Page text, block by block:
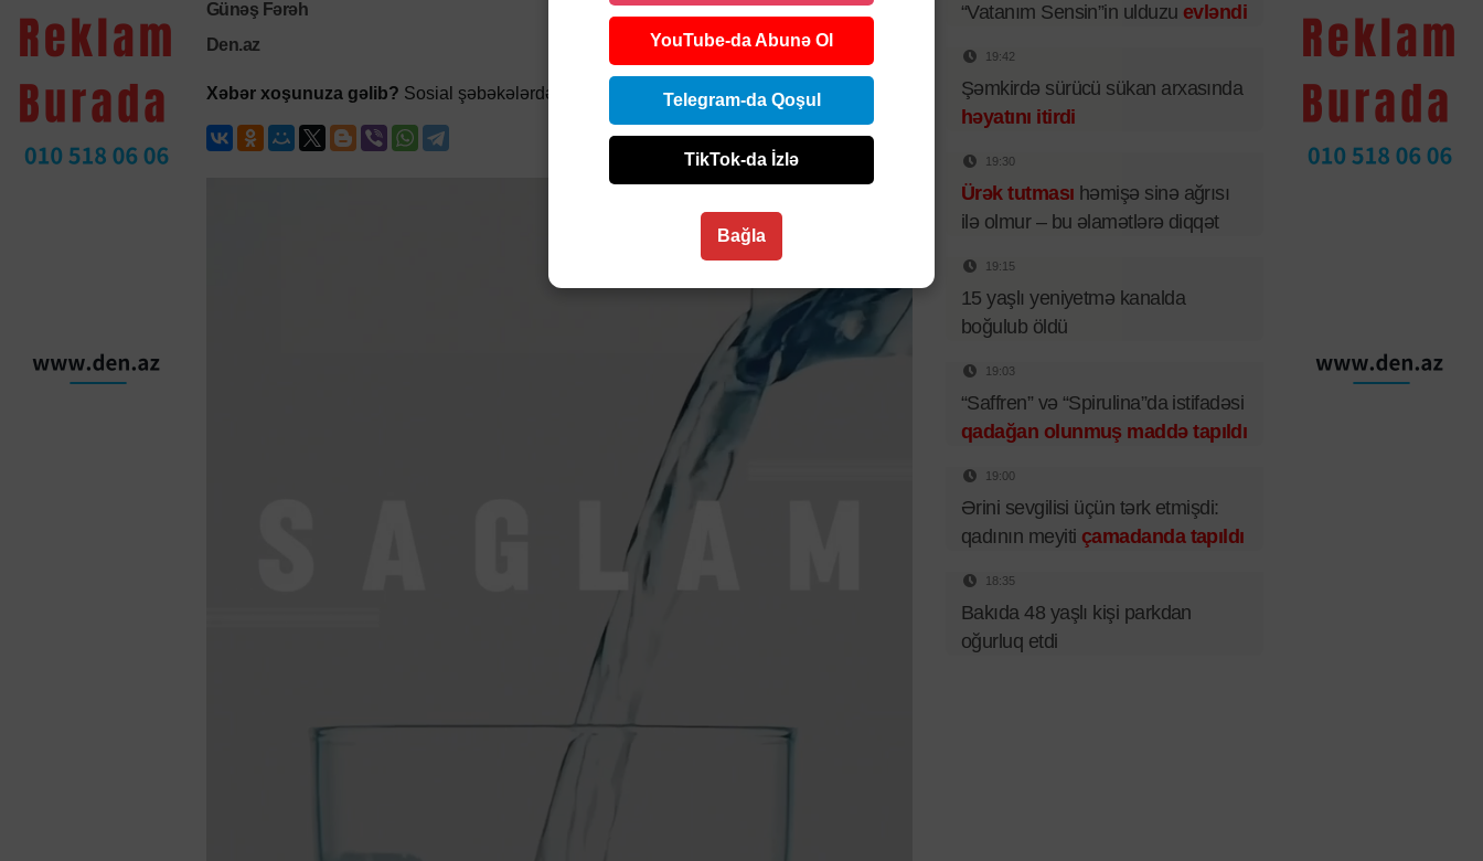
Günəş Fərəh
Den.az
Xəbər xoşunuza gəlib? Sosial şəbəkələrdə paylaşın
“Vatanım Sensin”in ulduzu evləndi
19:42
Şəmkirdə sürücü sükan arxasında
həyatını itirdi
19:30
Ürək tutması həmişə sinə ağrısı
ilə olmur – bu əlamətlərə diqqət
19:15
15 yaşlı yeniyetmə kanalda
boğulub öldü
19:03
“Saffren” və “Spirulina”da istifadəsi
qadağan olunmuş maddə tapıldı
19:00
Ərini sevgilisi üçün tərk etmişdi:
qadının meyiti çamadanda tapıldı
18:35
Bakıda 48 yaşlı kişi parkdan
oğurluq etdi
YouTube-da Abunə Ol
Telegram-da Qoşul
TikTok-da İzlə
Bağla